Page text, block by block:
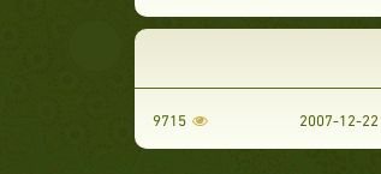
9715